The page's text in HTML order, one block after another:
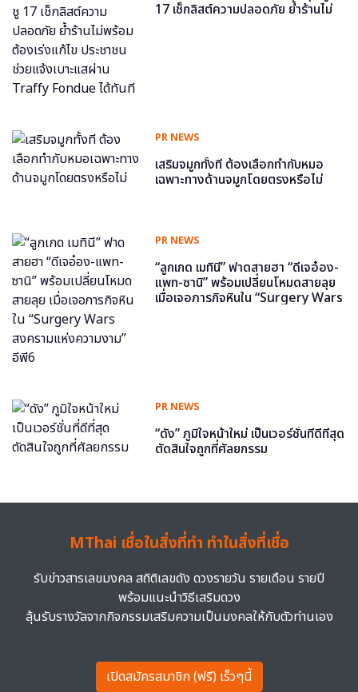
17 เช็กลิสต์ความปลอดภัย ย้ำร้านไม่
PR NEWS
เสริมจมูกทั้งที ต้องเลือกทำกับหมอ
เฉพาะทางด้านจมูกโดยตรงหรือไม่
PR NEWS
“ลูกเกด เมทินี” ฟาดสายฮา “ดีเจอ๋อง-
แพท-ซานิ” พร้อมเปลี่ยนโหมดสายลุย
เมื่อเจอภารกิจหินใน “Surgery Wars
PR NEWS
“ดัง” ภูมิใจหน้าใหม่ เป็นเวอร์ชั่นที่ดีที่สุด
ตัดสินใจถูกที่ศัลยกรรม
MThai เชื่อในสิ่งที่ทำ ทำในสิ่งที่เชื่อ
รับข่าวสารเลขมงคล สถิติเลขดัง ดวงรายวัน รายเดือน รายปี
พร้อมแนะนำวิธีเสริมดวง
ลุ้นรับรางวัลจากกิจกรรมเสริมความเป็นมงคลให้กับตัวท่านเอง
เปิดสมัครสมาชิก (ฟรี) เร็วๆนี้